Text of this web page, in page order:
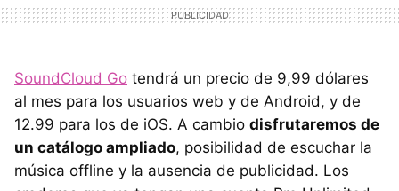
SoundCloud Go tendrá un precio de 9,99 dólares
al mes para los usuarios web y de Android, y de
12.99 para los de iOS. A cambio disfrutaremos de
un catálogo ampliado, posibilidad de escuchar la
música offline y la ausencia de publicidad. Los